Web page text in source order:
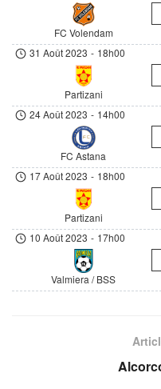
FC Volendam
31 Août 2023 - 18h00
Partizani
24 Août 2023 - 14h00
FC Astana
17 Août 2023 - 18h00
Partizani
10 Août 2023 - 17h00
Valmiera / BSS